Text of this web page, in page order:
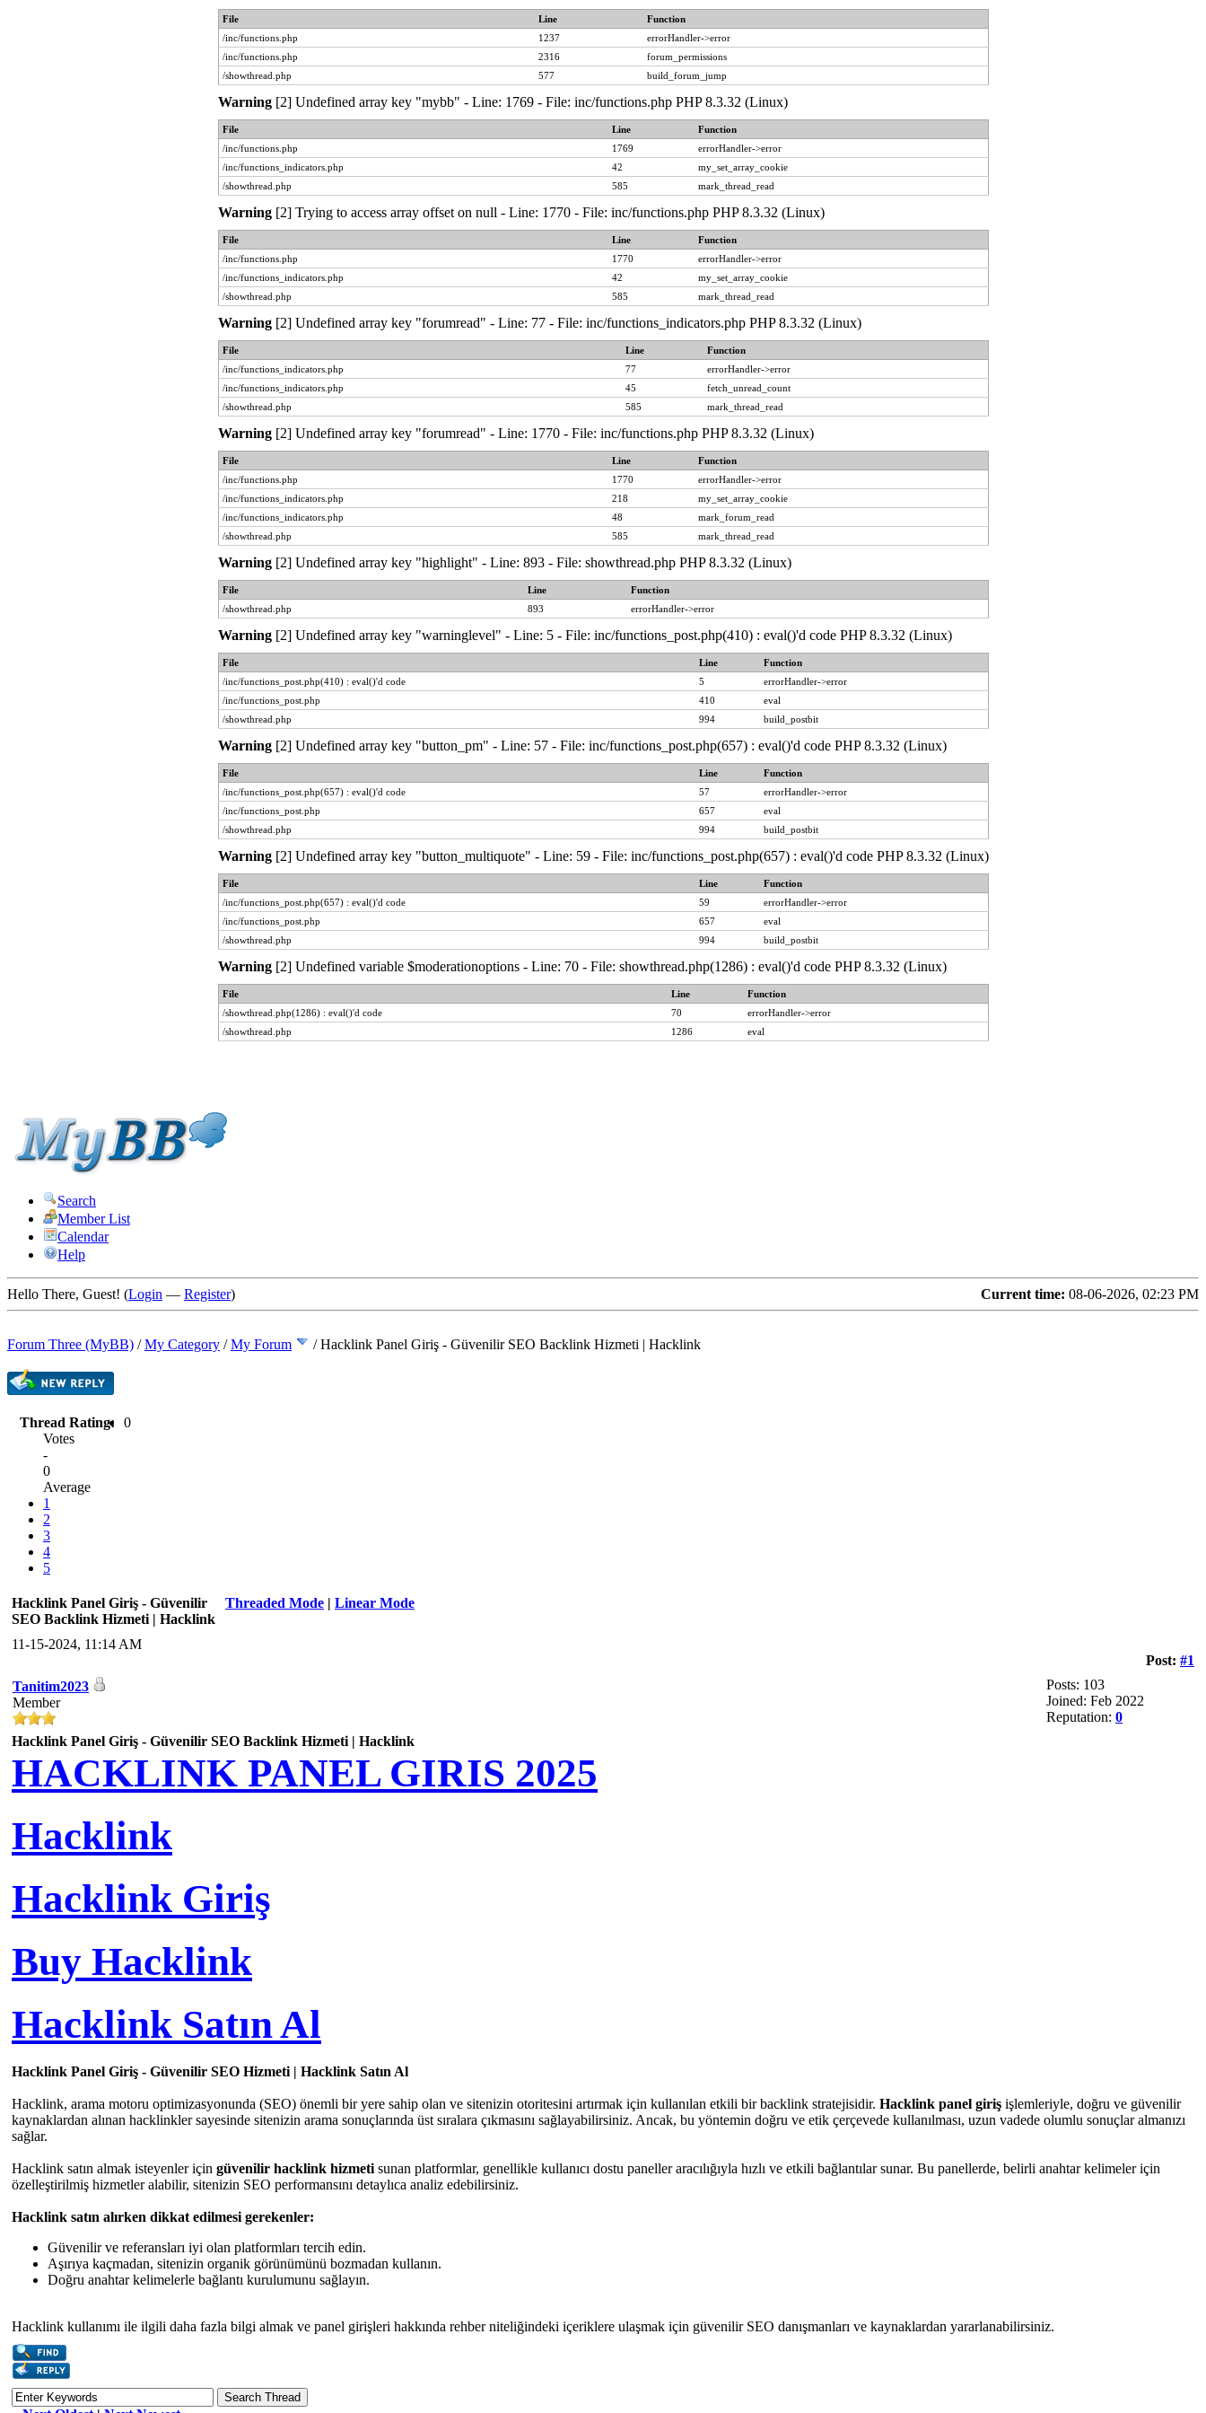
File Line
Function
/inc/functions.php
1237
errorHandler->error
/inc/functions.php
2316
forum_permissions
/showthread.php
577 build_forum_jump
Warning[2] Undefined array key "mybb" - Line: 1769 - File: inc/functions.php PHP 8.3.32 (Linux)
File Line
Function
/inc/functions.php
1769
errorHandler->error
/inc/functions_indicators.php
42
my_set_array_cookie
/showthread.php
585 mark_thread_read
Warning[2] Trying to access array offset on null - Line: 1770 - File: inc/functions.php PHP 8.3.32 (Linux)
File Line
Function
/inc/functions.php
1770
errorHandler->error
/inc/functions_indicators.php
42
my_set_array_cookie
/showthread.php
585 mark_thread_read
Warning[2] Undefined array key "forumread" - Line: 77 - File: inc/functions_indicators.php PHP 8.3.32 (Linux)
File Line
Function
/inc/functions_indicators.php
77
errorHandler->error
/inc/functions_indicators.php
45
fetch_unread_count
/showthread.php
585 mark_thread_read
Warning[2] Undefined array key "forumread" - Line: 1770 - File: inc/functions.php PHP 8.3.32 (Linux)
File Line
Function
/inc/functions.php
1770
errorHandler->error
/inc/functions_indicators.php
218
my_set_array_cookie
/inc/functions_indicators.php
48
mark_forum_read
/showthread.php
585 mark_thread_read
Warning[2] Undefined array key "highlight" - Line: 893 - File: showthread.php PHP 8.3.32 (Linux)
File Line
Function
/showthread.php
893 errorHandler->error
Warning[2] Undefined array key "warninglevel" - Line: 5 - File: inc/functions_post.php(410) : eval()'d code PHP 8.3.32 (Linux)
File Line
Function
/inc/functions_post.php(410) : eval()'d code
5
errorHandler->error
/inc/functions_post.php
410
eval
/showthread.php
994 build_postbit
Warning[2] Undefined array key "button_pm" - Line: 57 - File: inc/functions_post.php(657) : eval()'d code PHP 8.3.32 (Linux)
File Line
Function
/inc/functions_post.php(657) : eval()'d code
57
errorHandler->error
/inc/functions_post.php
657
eval
/showthread.php
994 build_postbit
Warning[2] Undefined array key "button_multiquote" - Line: 59 - File: inc/functions_post.php(657) : eval()'d code PHP 8.3.32 (Linux)
File Line
Function
/inc/functions_post.php(657) : eval()'d code
59
errorHandler->error
/inc/functions_post.php
657
eval
/showthread.php
994 build_postbit
Warning[2] Undefined variable $moderationoptions - Line: 70 - File: showthread.php(1286) : eval()'d code PHP 8.3.32 (Linux)
File Line
Function
/showthread.php(1286) : eval()'d code
70
errorHandler->error
/showthread.php
1286 eval
Search
Member List
Calendar
Help
Current time: 08-06-2026, 02:23 PM
Hello There, Guest! (Login — Register)
Forum Three (MyBB) /My Category /My Forum /Hacklink Panel Giriş - Güvenilir SEO Backlink Hizmeti | Hacklink
Thread Rating:
0
Votes
-
0
Average
1
2
3
4
5
Threaded Mode | Linear Mode
Hacklink Panel Giriş - Güvenilir
SEO Backlink Hizmeti | Hacklink
11-15-2024, 11:14 AM
Post: #1
Tanitim2023
Member
Posts: 103
Joined: Feb 2022
Reputation: 0
Hacklink Panel Giriş - Güvenilir SEO Backlink Hizmeti | Hacklink
HACKLINK PANEL GIRIS 2025
Hacklink
Hacklink Giriş
Buy Hacklink
Hacklink Satın Al
Hacklink Panel Giriş - Güvenilir SEO Hizmeti | Hacklink Satın Al
Hacklink, arama motoru optimizasyonunda (SEO) önemli bir yere sahip olan ve sitenizin otoritesini artırmak için kullanılan etkili bir backlink stratejisidir. Hacklink panel giriş işlemleriyle, doğru ve güvenilir
kaynaklardan alınan hacklinkler sayesinde sitenizin arama sonuçlarında üst sıralara çıkmasını sağlayabilirsiniz. Ancak, bu yöntemin doğru ve etik çerçevede kullanılması, uzun vadede olumlu sonuçlar almanızı
sağlar.
Hacklink satın almak isteyenler için güvenilir hacklink hizmeti sunan platformlar, genellikle kullanıcı dostu paneller aracılığıyla hızlı ve etkili bağlantılar sunar. Bu panellerde, belirli anahtar kelimeler için
özelleştirilmiş hizmetler alabilir, sitenizin SEO performansını detaylıca analiz edebilirsiniz.
Hacklink satın alırken dikkat edilmesi gerekenler:
Güvenilir ve referansları iyi olan platformları tercih edin.
Aşırıya kaçmadan, sitenizin organik görünümünü bozmadan kullanın.
Doğru anahtar kelimelerle bağlantı kurulumunu sağlayın.
Hacklink kullanımı ile ilgili daha fazla bilgi almak ve panel girişleri hakkında rehber niteliğindeki içeriklere ulaşmak için güvenilir SEO danışmanları ve kaynaklardan yararlanabilirsiniz.